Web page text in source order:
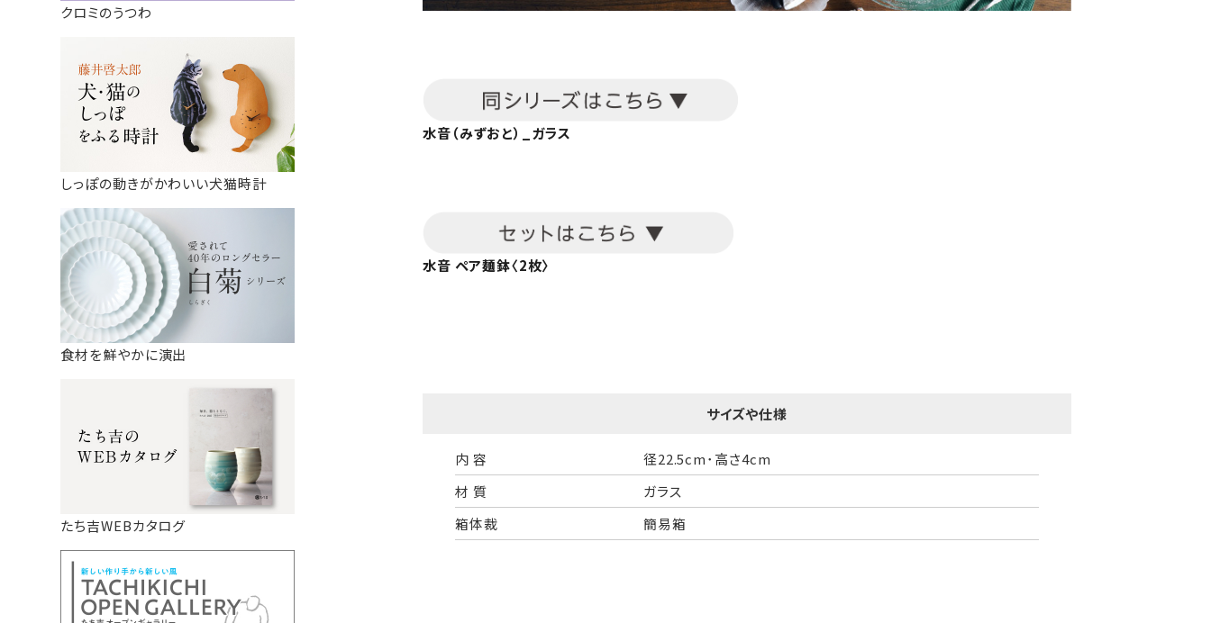
クロミのうつわ
しっぽの動きがかわいい犬猫時計
食材を鮮やかに演出
たち吉WEBカタログ
水音（みずおと）_ガラス
水音 ペア麺鉢〈2枚〉
サイズや仕様
内 容
径22.5cm･高さ4cm
材 質
ガラス
箱体裁
簡易箱